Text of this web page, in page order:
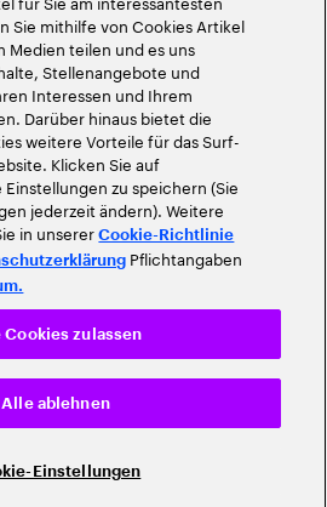
Sie mithilfe von Cookies Artikel
Medien teilen und es uns
Stellenangebote und
Interessen und Ihrem
Darüber hinaus bietet die
weitere Vorteile für das Surf-
Klicken Sie auf
zu speichern (Sie
jederzeit ändern). Weitere
in unsererCookie-Richtlinie
Pflichtangaben
Einstellungen
Alle ablehnen
Cookies zulassen